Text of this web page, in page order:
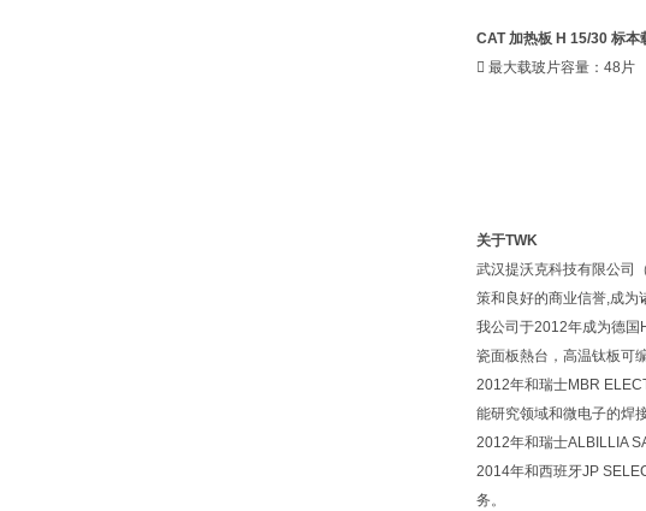
CAT 加热板 H 15/30 标本
 最大载玻片容量：48片
关于TWK
武汉提沃克科技有限公司
策和良好的商业信誉,成为
我公司于2012年成为德
瓷面板熱台，高温钛板可
2012年和瑞士MBR
能研究领域和微电子的焊
2012年和瑞士ALBILLIA
2014年和西班牙JP
务。